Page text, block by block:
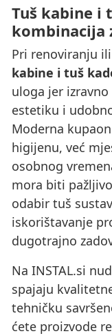
Tuš kabine i
kombinacija
Pri renoviranju
kabine i tuš
uloga jer
estetiku i
Moderna
higijenu, već
osobnog
mora biti
odabir tuš
iskorištavanje
dugotrajno
Na INSTAL.si
spajaju
tehničku
ćete proizvode